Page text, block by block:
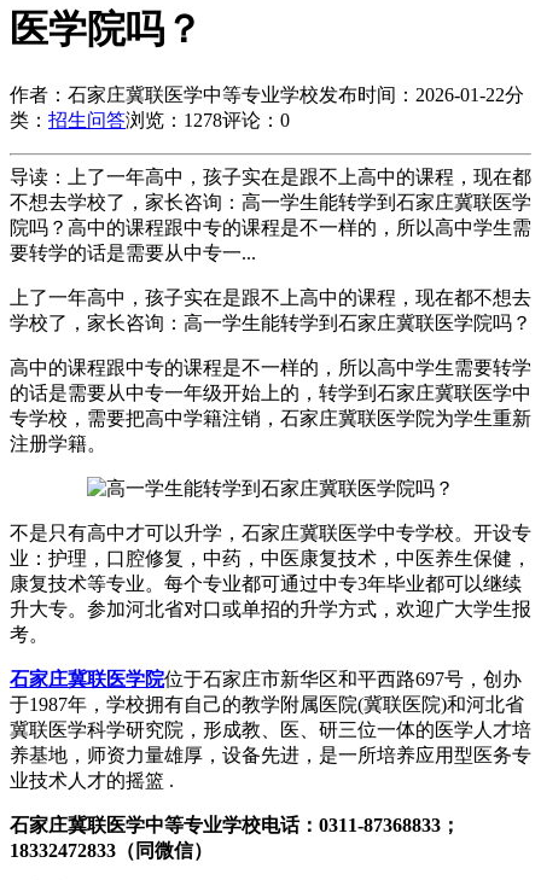
医学院吗？
作者：石家庄冀联医学中等专业学校发布时间：2026-01-22分
类： 招生问答浏览：1278评论：0
导读：上了一年高中，孩子实在是跟不上高中的课程，现在都
不想去学校了，家长咨询：高一学生能转学到石家庄冀联医学
院吗？高中的课程跟中专的课程是不一样的，所以高中学生需
要转学的话是需要从中专一...
上了一年高中，孩子实在是跟不上高中的课程，现在都不想去
学校了，家长咨询：高一学生能转学到石家庄冀联医学院吗？
高中的课程跟中专的课程是不一样的，所以高中学生需要转学
的话是需要从中专一年级开始上的，转学到石家庄冀联医学中
专学校，需要把高中学籍注销，石家庄冀联医学院为学生重新
注册学籍。
不是只有高中才可以升学，石家庄冀联医学中专学校。开设专
业：护理，口腔修复，中药，中医康复技术，中医养生保健，
康复技术等专业。每个专业都可通过中专3年毕业都可以继续
升大专。参加河北省对口或单招的升学方式，欢迎广大学生报
考。
石家庄冀联医学院位于石家庄市新华区和平西路697号，创办
于1987年，学校拥有自己的教学附属医院(冀联医院)和河北省
冀联医学科学研究院，形成教、医、研三位一体的医学人才培
养基地，师资力量雄厚，设备先进，是一所培养应用型医务专
业技术人才的摇篮 .
石家庄冀联医学中等专业学校电话：0311-87368833；
18332472833（同微信）